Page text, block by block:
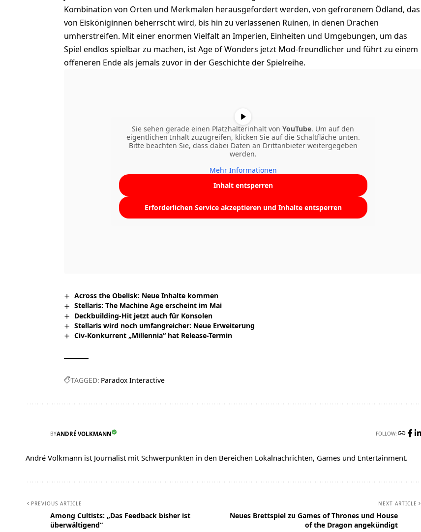
Kombination von Orten und Merkmalen herausgefordert werden, von gefrorenem Ödland, das
von Eisköniginnen beherrscht wird, bis hin zu verlassenen Ruinen, in denen Drachen
umherstreifen. Mit einer enormen Vielfalt an Imperien, Einheiten und Umgebungen, um das
Spiel endlos spielbar zu machen, ist Age of Wonders jetzt Mod-freundlicher und führt zu einem
offeneren Ende als jemals zuvor in der Geschichte der Spielreihe.
Sie sehen gerade einen Platzhalterinhalt vonYouTube. Um auf den
eigentlichen Inhalt zuzugreifen, klicken Sie auf die Schaltfläche unten.
Bitte beachten Sie, dass dabei Daten an Drittanbieter weitergegeben
werden.
Mehr Informationen
Inhalt entsperren
Erforderlichen Service akzeptieren und Inhalte entsperren
Across the Obelisk: Neue Inhalte kommen
Stellaris: The Machine Age erscheint im Mai
Deckbuilding-Hit jetzt auch für Konsolen
Stellaris wird noch umfangreicher: Neue Erweiterung
Civ-Konkurrent „Millennia“ hat Release-Termin
TAGGED: Paradox Interactive
BYANDRÉ VOLKMANN FOLLOW:
André Volkmann ist Journalist mit Schwerpunkten in den Bereichen Lokalnachrichten, Games und Entertainment.
PREVIOUS ARTICLE
Among Cultists: „Das Feedback bisher ist
überwältigend“
NEXT ARTICLE
Neues Brettspiel zu Games of Thrones und House
of the Dragon angekündigt